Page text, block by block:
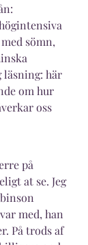
sömn,
läsning: här
om hur
oss
på
at se. Jeg
med, han
På trods af